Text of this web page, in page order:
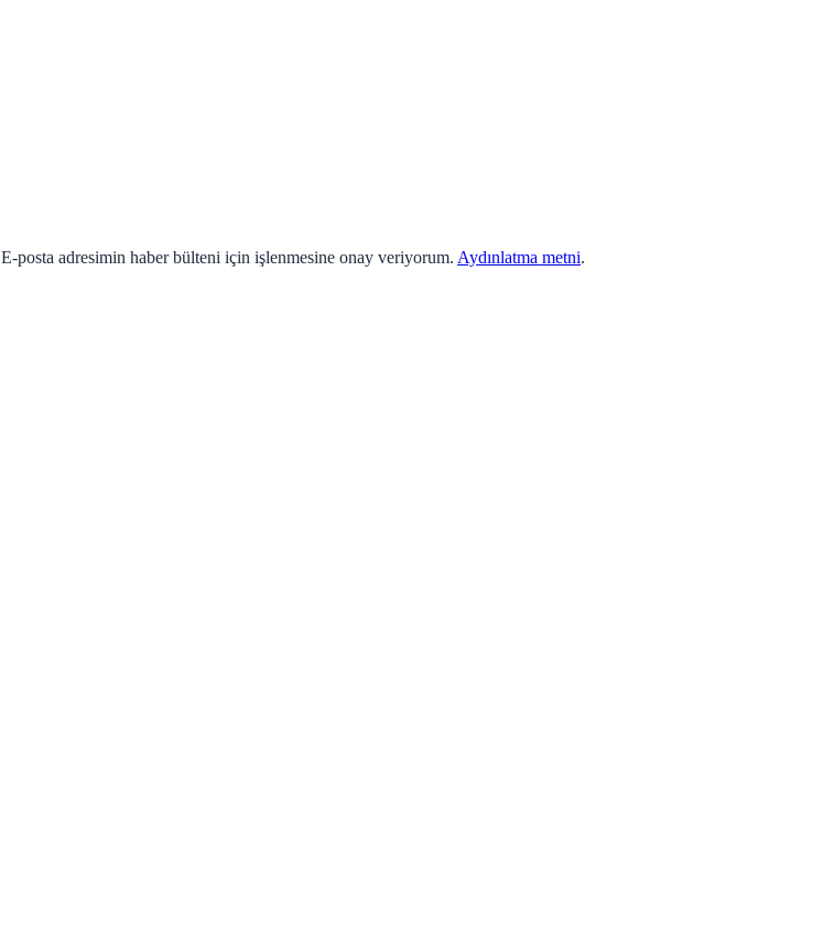
E-posta adresimin haber bülteni için işlenmesine onay veriyorum. Aydınlatma metni.